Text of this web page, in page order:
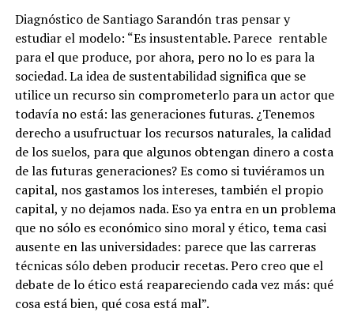
Diagnóstico de Santiago Sarandón tras pensar y
estudiar el modelo: “Es insustentable. Parece rentable
para el que produce, por ahora, pero no lo es para la
sociedad. La idea de sustentabilidad significa que se
utilice un recurso sin comprometerlo para un actor que
todavía no está: las generaciones futuras. ¿Tenemos
derecho a usufructuar los recursos naturales, la calidad
de los suelos, para que algunos obtengan dinero a costa
de las futuras generaciones? Es como si tuviéramos un
capital, nos gastamos los intereses, también el propio
capital, y no dejamos nada. Eso ya entra en un problema
que no sólo es económico sino moral y ético, tema casi
ausente en las universidades: parece que las carreras
técnicas sólo deben producir recetas. Pero creo que el
debate de lo ético está reapareciendo cada vez más: qué
cosa está bien, qué cosa está mal”.